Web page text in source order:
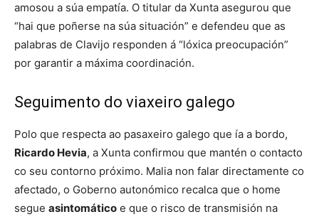
amosou a súa empatía. O titular da Xunta asegurou que
“hai que poñerse na súa situación” e defendeu que as
palabras de Clavijo responden á “lóxica preocupación”
por garantir a máxima coordinación.
Seguimento do viaxeiro galego
Polo que respecta ao pasaxeiro galego que ía a bordo,
Ricardo Hevia, a Xunta confirmou que mantén o contacto
co seu contorno próximo. Malia non falar directamente co
afectado, o Goberno autonómico recalca que o home
segue asintomático e que o risco de transmisión na